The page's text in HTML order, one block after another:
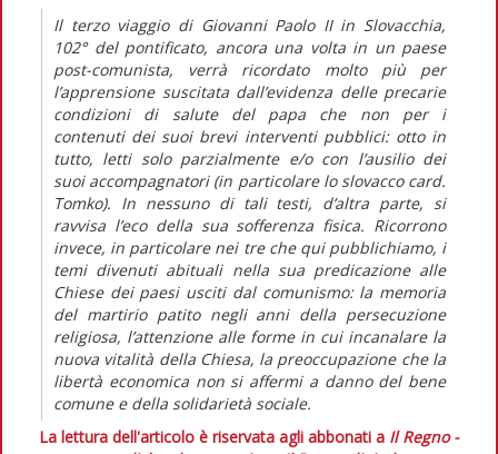
Il terzo viaggio di Giovanni Paolo II in Slovacchia,
102° del pontificato, ancora una volta in un paese
post-comunista, verrà ricordato molto più per
l’apprensione suscitata dall’evidenza delle precarie
condizioni di salute del papa che non per i
contenuti dei suoi brevi interventi pubblici: otto in
tutto, letti solo parzialmente e/o con l’ausilio dei
suoi accompagnatori (in particolare lo slovacco card.
Tomko). In nessuno di tali testi, d’altra parte, si
ravvisa l’eco della sua sofferenza fisica. Ricorrono
invece, in particolare nei tre che qui pubblichiamo, i
temi divenuti abituali nella sua predicazione alle
Chiese dei paesi usciti dal comunismo: la memoria
del martirio patito negli anni della persecuzione
religiosa, l’attenzione alle forme in cui incanalare la
nuova vitalità della Chiesa, la preoccupazione che la
libertà economica non si affermi a danno del bene
comune e della solidarietà sociale.
La lettura dell'articolo è riservata agli abbonati a Il Regno -